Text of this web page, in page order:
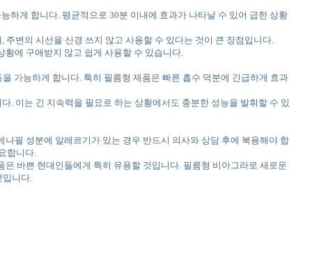
하게 합니다. 평균적으로 30분 이내에 효과가 나타날 수 있어 급한 상황
변의 시선을 신경 쓰지 않고 사용할 수 있다는 것이 큰 장점입니다.
에 구애받지 않고 쉽게 사용할 수 있습니다.
가능하게 합니다. 특히 필름형 제품은 빠른 흡수 덕분에 긴급하게 효과
. 이는 긴 지속력을 필요로 하는 상황에서도 충분한 성능을 발휘할 수 있
필 성분에 알레르기가 있는 경우 반드시 의사와 상담 후에 복용해야 합
합니다.
바쁜 현대인들에게 특히 유용할 것입니다. 필름형 비아그라로 새로운
니다.